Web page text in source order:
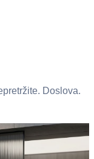
Doslova.